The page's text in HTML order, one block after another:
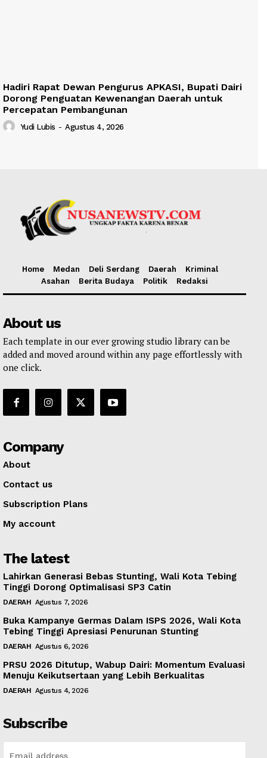
Hadiri Rapat Dewan Pengurus APKASI, Bupati Dairi
Dorong Penguatan Kewenangan Daerah untuk
Percepatan Pembangunan
Yudi Lubis - Agustus 4, 2026
Home Medan Deli Serdang Daerah
Kriminal
Asahan
Berita Budaya Politik Redaksi
About us
Each template in our ever growing studio library can be
added and moved around within any page effortlessly with
one click.
Company
About
Contact us
Subscription Plans
My account
The latest
Lahirkan Generasi Bebas Stunting, Wali Kota Tebing
Tinggi Dorong Optimalisasi SP3 Catin
DAERAH Agustus 7, 2026
Buka Kampanye Germas Dalam ISPS 2026, Wali Kota
Tebing Tinggi Apresiasi Penurunan Stunting
DAERAH Agustus 6, 2026
PRSU 2026 Ditutup, Wabup Dairi: Momentum Evaluasi
Menuju Keikutsertaan yang Lebih Berkualitas
DAERAH Agustus 4, 2026
Subscribe